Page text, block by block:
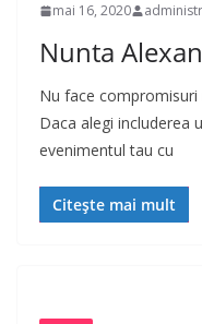
mai 16, 2020
Nunta
Nu face
Daca alegi includerea
evenimentul tau cu
Citește mai mult